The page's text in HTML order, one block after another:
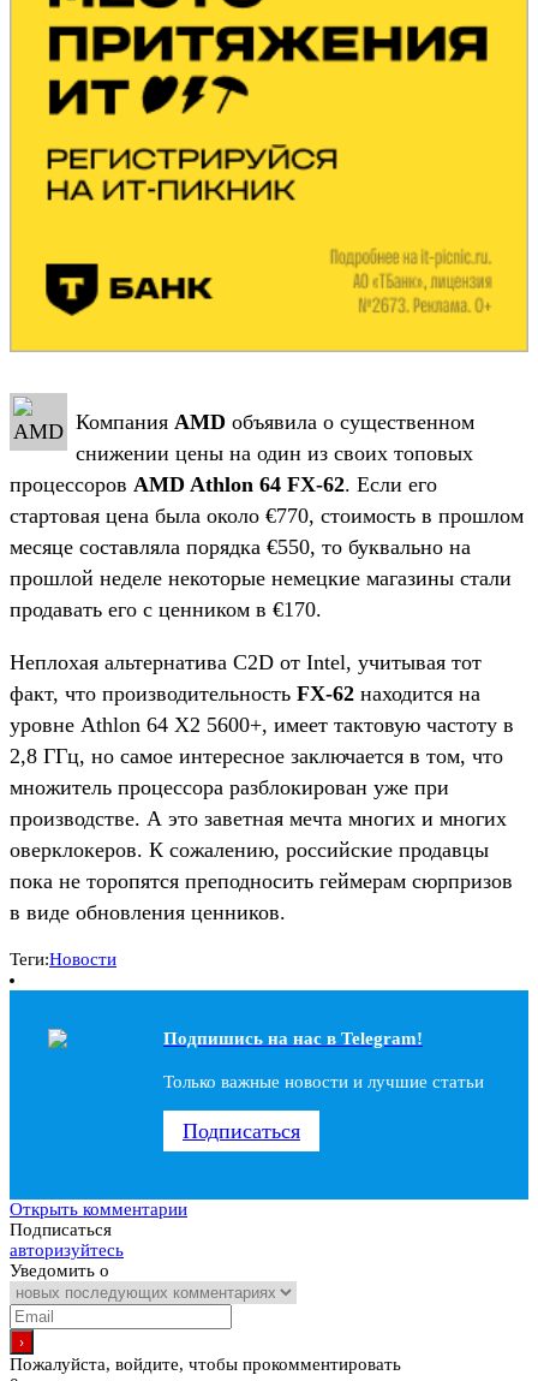
Компания AMD объявила о существенном
снижении цены на один из своих топовых
процессоров AMD Athlon 64 FX-62. Если его
стартовая цена была около €770, стоимость в прошлом
месяце составляла порядка €550, то буквально на
прошлой неделе некоторые немецкие магазины стали
продавать его с ценником в €170.
Неплохая альтернатива C2D от Intel, учитывая тот
факт, что производительность FX-62 находится на
уровне Athlon 64 X2 5600+, имеет тактовую частоту в
2,8 ГГц, но самое интересное заключается в том, что
множитель процессора разблокирован уже при
производстве. А это заветная мечта многих и многих
оверклокеров. К сожалению, российские продавцы
пока не торопятся преподносить геймерам сюрпризов
в виде обновления ценников.
Теги:Новости
Подпишись на наc в Telegram!
Только важные новости и лучшие статьи
Подписаться
Открыть комментарии
Подписаться
авторизуйтесь
Уведомить о
Пожалуйста, войдите, чтобы прокомментировать